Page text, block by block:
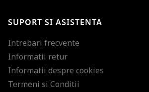
SUPORT SI ASISTENTA
Intrebari frecvente
Informatii retur
Informatii despre cookies
Termeni si Conditii